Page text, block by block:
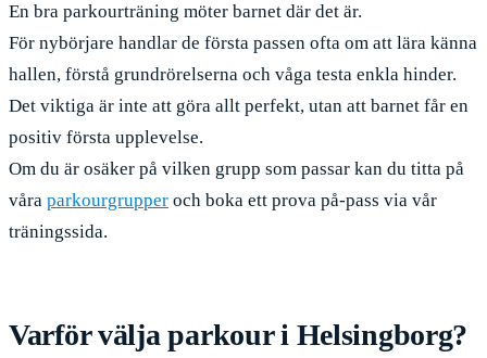
En bra parkourträning möter barnet där det är.
För nybörjare handlar de första passen ofta om att lära känna
hallen, förstå grundrörelserna och våga testa enkla hinder.
Det viktiga är inte att göra allt perfekt, utan att barnet får en
positiv första upplevelse.
Om du är osäker på vilken grupp som passar kan du titta på
våra parkourgrupper och boka ett prova på-pass via vår
träningssida.
Varför välja parkour i Helsingborg?